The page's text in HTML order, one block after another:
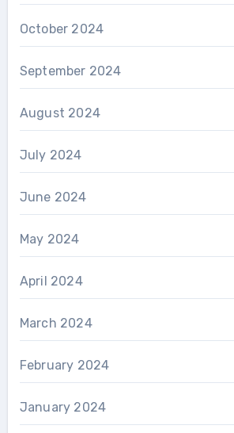
October 2024
September 2024
August 2024
July 2024
June 2024
May 2024
April 2024
March 2024
February 2024
January 2024